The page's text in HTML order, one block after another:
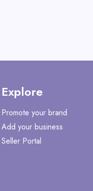
Explore
Promote your brand
Add your business
Seller Portal